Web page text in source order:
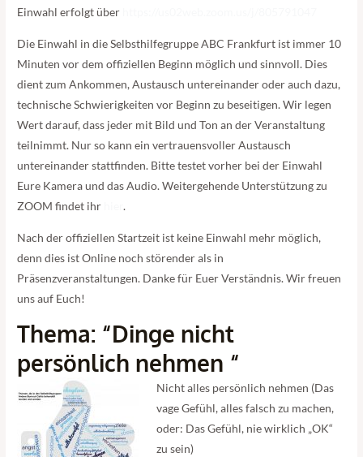
Einwahl erfolgt über
Die Einwahl in die Selbsthilfegruppe ABC Frankfurt ist immer 10
Minuten vor dem offiziellen Beginn möglich und sinnvoll. Dies
dient zum Ankommen, Austausch untereinander oder auch dazu,
technische Schwierigkeiten vor Beginn zu beseitigen. Wir legen
Wert darauf, dass jeder mit Bild und Ton an der Veranstaltung
teilnimmt. Nur so kann ein vertrauensvoller Austausch
untereinander stattfinden. Bitte testet vorher bei der Einwahl
Eure Kamera und das Audio. Weitergehende Unterstützung zu
ZOOM findet ihr
hier.
Nach der offiziellen Startzeit ist keine Einwahl mehr möglich,
denn dies ist Online noch störender als in
Präsenzveranstaltungen. Danke für Euer Verständnis. Wir freuen
uns auf Euch!
Thema: “Dinge nicht
persönlich nehmen “
Nicht alles persönlich nehmen (Das
vage Gefühl, alles falsch zu machen,
oder: Das Gefühl, nie wirklich „OK“
zu sein)